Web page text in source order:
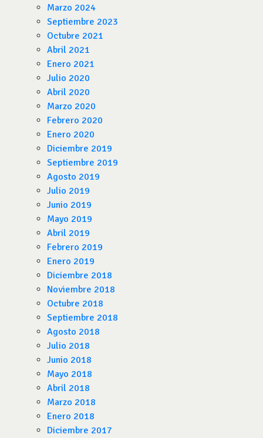
Marzo 2024
Septiembre 2023
Octubre 2021
Abril 2021
Enero 2021
Julio 2020
Abril 2020
Marzo 2020
Febrero 2020
Enero 2020
Diciembre 2019
Septiembre 2019
Agosto 2019
Julio 2019
Junio 2019
Mayo 2019
Abril 2019
Febrero 2019
Enero 2019
Diciembre 2018
Noviembre 2018
Octubre 2018
Septiembre 2018
Agosto 2018
Julio 2018
Junio 2018
Mayo 2018
Abril 2018
Marzo 2018
Enero 2018
Diciembre 2017